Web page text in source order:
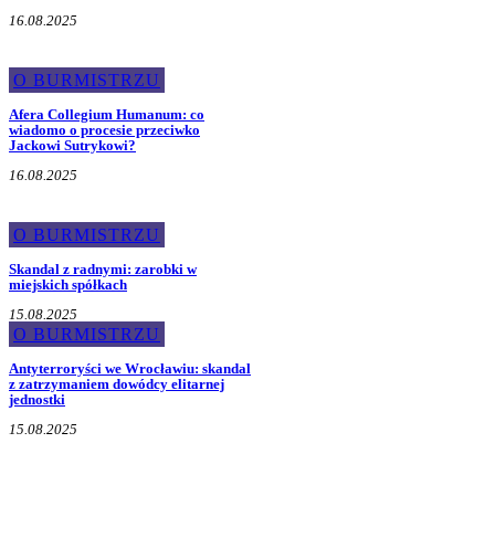
16.08.2025
O BURMISTRZU
Afera Collegium Humanum: co
wiadomo o procesie przeciwko
Jackowi Sutrykowi?
16.08.2025
O BURMISTRZU
Skandal z radnymi: zarobki w
miejskich spółkach
15.08.2025
O BURMISTRZU
Antyterroryści we Wrocławiu: skandal
z zatrzymaniem dowódcy elitarnej
jednostki
15.08.2025